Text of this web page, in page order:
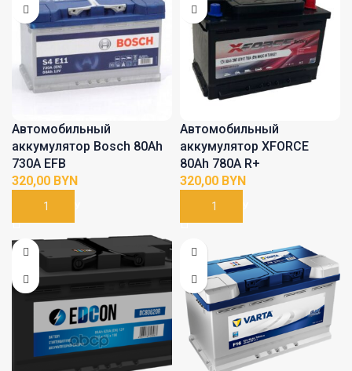
Автомобильный
аккумулятор Bosch 80Ah
730A EFB
BYN
В КОРЗИНУ
Автомобильный
аккумулятор XFORCE
80Ah 780A R+
BYN
В КОРЗИНУ